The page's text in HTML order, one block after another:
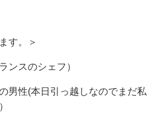
す。＞
ンスのシェフ）
男性(本日引っ越しなのでまだ私